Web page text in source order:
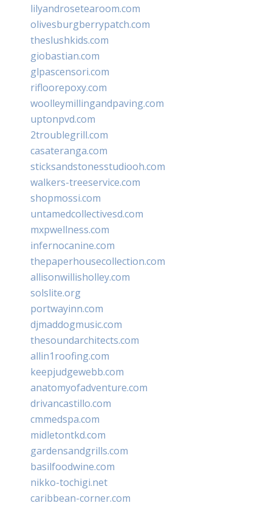
lilyandrosetearoom.com
olivesburgberrypatch.com
theslushkids.com
giobastian.com
glpascensori.com
rifloorepoxy.com
woolleymillingandpaving.com
uptonpvd.com
2troublegrill.com
casateranga.com
sticksandstonesstudiooh.com
walkers-treeservice.com
shopmossi.com
untamedcollectivesd.com
mxpwellness.com
infernocanine.com
thepaperhousecollection.com
allisonwillisholley.com
solslite.org
portwayinn.com
djmaddogmusic.com
thesoundarchitects.com
allin1roofing.com
keepjudgewebb.com
anatomyofadventure.com
drivancastillo.com
cmmedspa.com
midletontkd.com
gardensandgrills.com
basilfoodwine.com
nikko-tochigi.net
caribbean-corner.com